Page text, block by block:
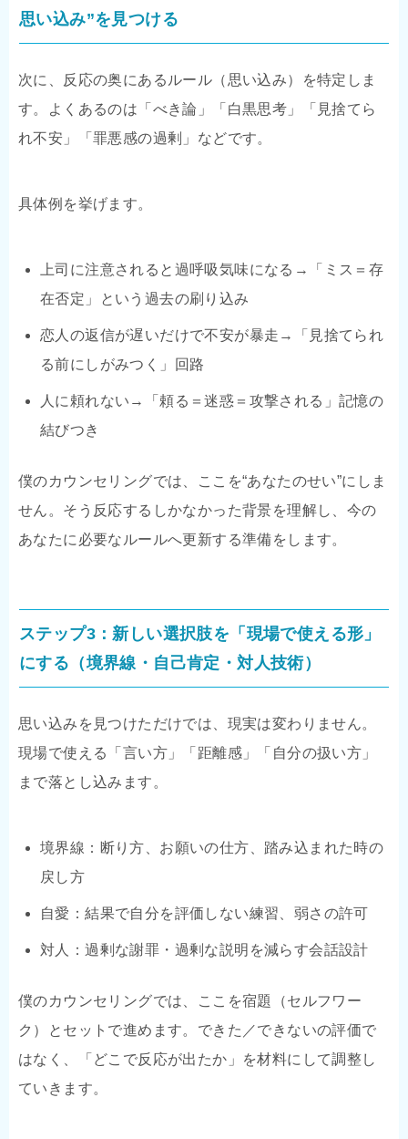
思い込み”を見つける
次に、反応の奥にあるルール（思い込み）を特定しま
す。よくあるのは「べき論」「白黒思考」「見捨てら
れ不安」「罪悪感の過剰」などです。
具体例を挙げます。
上司に注意されると過呼吸気味になる→「ミス＝存
在否定」という過去の刷り込み
恋人の返信が遅いだけで不安が暴走→「見捨てられ
る前にしがみつく」回路
人に頼れない→「頼る＝迷惑＝攻撃される」記憶の
結びつき
僕のカウンセリングでは、ここを“あなたのせい”にしま
せん。そう反応するしかなかった背景を理解し、今の
あなたに必要なルールへ更新する準備をします。
ステップ3：新しい選択肢を「現場で使える形」
にする（境界線・自己肯定・対人技術）
思い込みを見つけただけでは、現実は変わりません。
現場で使える「言い方」「距離感」「自分の扱い方」
まで落とし込みます。
境界線：断り方、お願いの仕方、踏み込まれた時の
戻し方
自愛：結果で自分を評価しない練習、弱さの許可
対人：過剰な謝罪・過剰な説明を減らす会話設計
僕のカウンセリングでは、ここを宿題（セルフワー
ク）とセットで進めます。できた／できないの評価で
はなく、「どこで反応が出たか」を材料にして調整し
ていきます。